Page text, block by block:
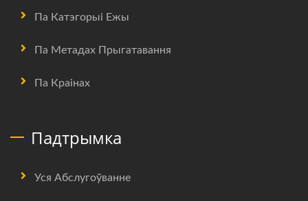
Па Катэгорыі Ежы
Па Метадах Прыгатавання
Па Краінах
Падтрымка
Уся Абслугоўванне